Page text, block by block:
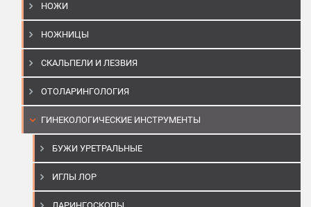
НОЖИ
НОЖНИЦЫ
СКАЛЬПЕЛИ И ЛЕЗВИЯ
ОТОЛАРИНГОЛОГИЯ
ГИНЕКОЛОГИЧЕСКИЕ ИНСТРУМЕНТЫ
БУЖИ УРЕТРАЛЬНЫЕ
ИГЛЫ ЛОР